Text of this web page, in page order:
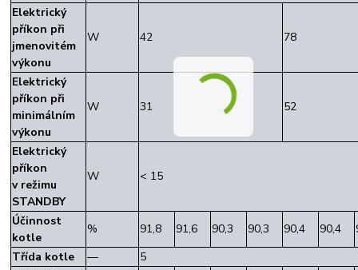
Elektrický
příkon při
jmenovitém
výkonu
W 42 78
Elektrický
příkon při
minimálním
výkonu
W 31 52
Elektrický
příkon
v režimu
STANDBY
W < 15
Účinnost
kotle
% 91,8 91,6 90,3 90,3 90,4 90,4
Třída kotle
—
5